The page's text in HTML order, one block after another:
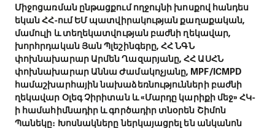
Միջոցառման ընթացքում ողջույնի խոսքով հանդես
եկան ՀՀ-ում ԵՄ պատվիրակության քաղաքական,
մամուլի և տեղեկատվության բաժնի ղեկավար,
խորհրդական Յան Պլեշինգերը, ՀՀ ՆԳՆ
փոխնախարար Արմեն Ղազարյանը, ՀՀ ԱՍՀՆ
փոխնախարար Աննա Ժամակոչյանը, MPF/ICMPD
համաշխարհային նախաձեռնությունների բաժնի
ղեկավար Օլեգ Չիրիտան և «Մարդը կարիքի մեջ» ՀԿ-
ի համահիմնադիր և գործադիր տնօրեն Շիմոն
Պանեկը։ Խոսնակները ներկայացրել են անկանոն